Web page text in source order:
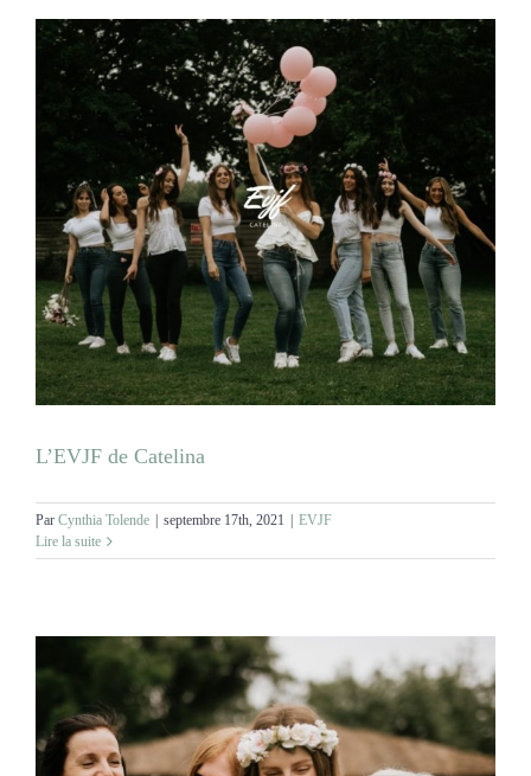
L’EVJF de Catelina
Par Cynthia Tolende | septembre 17th, 2021 | EVJF
Lire la suite